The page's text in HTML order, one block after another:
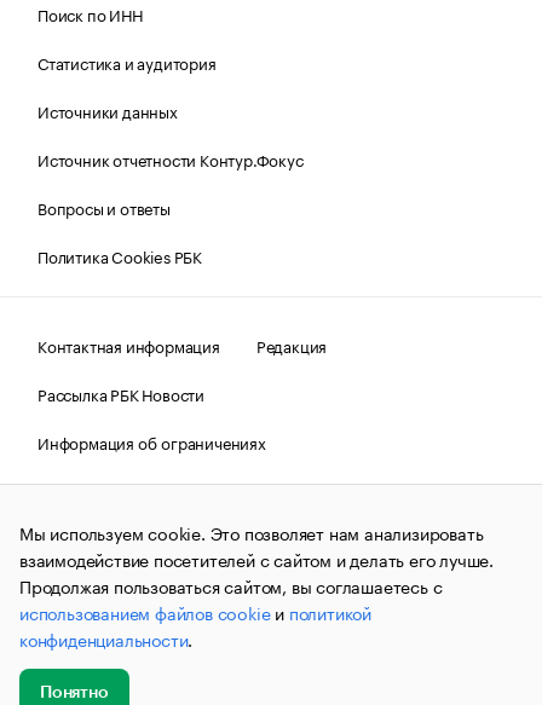
Поиск по ИНН
Статистика и аудитория
Источники данных
Источник отчетности Контур.Фокус
Вопросы и ответы
Политика Cookies РБК
Контактная информация
Редакция
Рассылка РБК Новости
Информация об ограничениях
Правовая информация
О соблюдении авторских прав
© АО «РОСБИЗНЕСКОНСАЛТИНГ»,1995–2026.Сообщения
и материалы информационного агентства «РБК»
(зарегистрировано Федеральной службой по надзору в сфере
связи, информационных технологий и массовых
коммуникаций (Роскомнадзор) 09.12.2015 за номером ИА
№ФС77-63848) сопровождаются пометкой «РБК». Отдельные
публикации могут содержать информацию,
не предназначенную для пользователей
до 18 лет.
Мы используем cookie. Это позволяет нам анализировать
взаимодействие посетителей с сайтом и делать его лучше.
Продолжая пользоваться сайтом, вы соглашаетесь с
использованием файлов cookieи политикой
конфиденциальности.
Понятно